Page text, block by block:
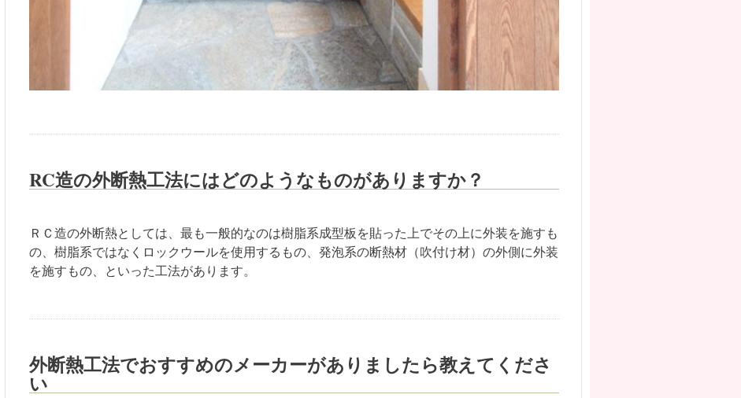
RC造の外断熱工法にはどのようなものがありますか？
ＲＣ造の外断熱としては、最も一般的なのは樹脂系成型板を貼った上でその上に外装を施すも
の、樹脂系ではなくロックウールを使用するもの、発泡系の断熱材（吹付け材）の外側に外装
を施すもの、といった工法があります。
外断熱工法でおすすめのメーカーがありましたら教えてくださ
い